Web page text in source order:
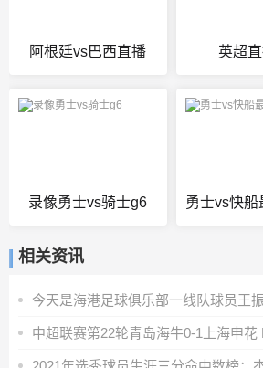
阿根廷vs巴西直播 英超
录像勇士vs骑士g6
相关资讯